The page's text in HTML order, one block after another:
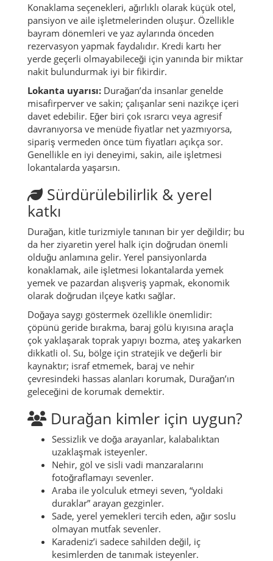
Konaklama seçenekleri, ağırlıklı olarak küçük otel,
pansiyon ve aile işletmelerinden oluşur. Özellikle
bayram dönemleri ve yaz aylarında önceden
rezervasyon yapmak faydalıdır. Kredi kartı her
yerde geçerli olmayabileceği için yanında bir miktar
nakit bulundurmak iyi bir fikirdir.
Lokanta uyarısı: Durağan’da insanlar genelde
misafirperver ve sakin; çalışanlar seni nazikçe içeri
davet edebilir. Eğer biri çok ısrarcı veya agresif
davranıyorsa ve menüde fiyatlar net yazmıyorsa,
sipariş vermeden önce tüm fiyatları açıkça sor.
Genellikle en iyi deneyimi, sakin, aile işletmesi
lokantalarda yaşarsın.
Sürdürülebilirlik & yerel
katkı
Durağan, kitle turizmiyle tanınan bir yer değildir; bu
da her ziyaretin yerel halk için doğrudan önemli
olduğu anlamına gelir. Yerel pansiyonlarda
konaklamak, aile işletmesi lokantalarda yemek
yemek ve pazardan alışveriş yapmak, ekonomik
olarak doğrudan ilçeye katkı sağlar.
Doğaya saygı göstermek özellikle önemlidir:
çöpünü geride bırakma, baraj gölü kıyısına araçla
çok yaklaşarak toprak yapıyı bozma, ateş yakarken
dikkatli ol. Su, bölge için stratejik ve değerli bir
kaynaktır; israf etmemek, baraj ve nehir
çevresindeki hassas alanları korumak, Durağan’ın
geleceğini de korumak demektir.
Durağan kimler için uygun?
Sessizlik ve doğa arayanlar, kalabalıktan
uzaklaşmak isteyenler.
Nehir, göl ve sisli vadi manzaralarını
fotoğraflamayı sevenler.
Araba ile yolculuk etmeyi seven, “yoldaki
duraklar” arayan gezginler.
Sade, yerel yemekleri tercih eden, ağır soslu
olmayan mutfak sevenler.
Karadeniz’i sadece sahilden değil, iç
kesimlerden de tanımak isteyenler.